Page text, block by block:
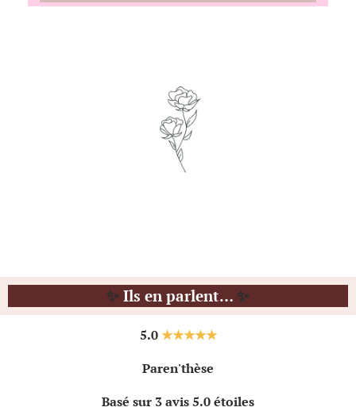
✨ Ils en parlent… ✨
5.0★★★★★
Paren'thèse
Basé sur 3 avis 5.0 étoiles